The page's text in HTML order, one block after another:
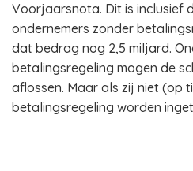
Voorjaarsnota. Dit is inclusief
ondernemers zonder
dat bedrag nog 2,5 miljard.
betalingsregeling mogen de
aflossen. Maar als zij niet (op
betalingsregeling worden